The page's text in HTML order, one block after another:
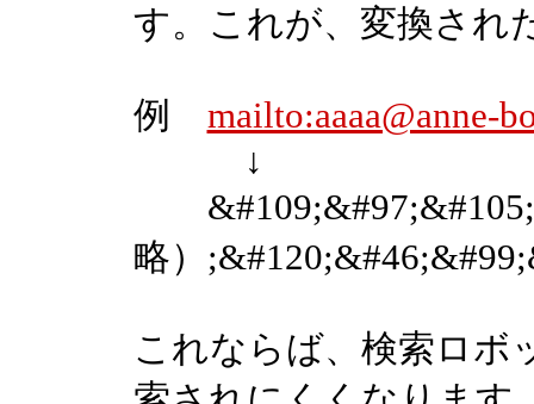
す。これが、変換され
例 mailto:aaaa@anne-
↓
略）
これならば、検索ロボ